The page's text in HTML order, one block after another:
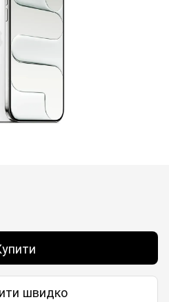
швидко